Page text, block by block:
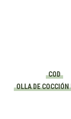
COD
OLLA DE